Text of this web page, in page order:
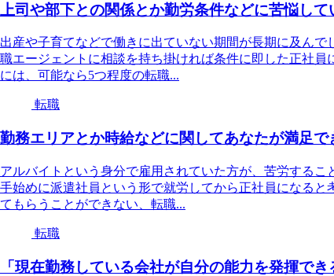
上司や部下との関係とか勤労条件などに苦悩して
出産や子育てなどで働きに出ていない期間が長期に及ん
職エージェントに相談を持ち掛ければ条件に即した正社
には、可能なら5つ程度の転職...
転職
勤務エリアとか時給などに関してあなたが満足
アルバイトという身分で雇用されていた方が、苦労する
手始めに派遣社員という形で就労してから正社員になる
てもらうことができない、転職...
転職
「現在勤務している会社が自分の能力を発揮で